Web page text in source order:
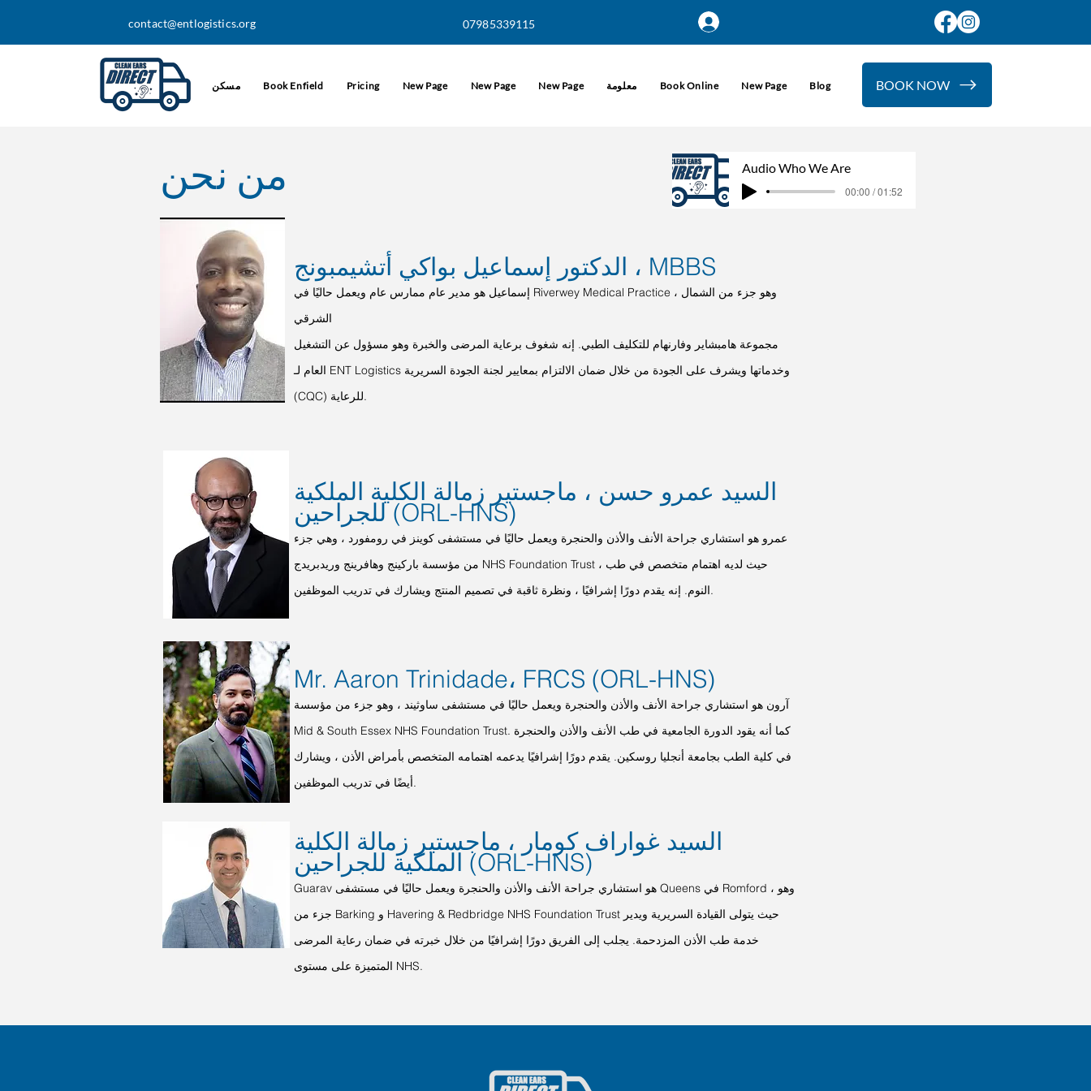
contact@entlogistics.org 07985339115
مسكن Book Enfield Pricing New Page New Page New Page معلومة Book Online New Page Blog New Page عن اتصل بنا BOOK NOW
من نحن Audio Who We Are
00:00 / 01:52
الدكتور إسماعيل بواكي أتشيمبونج ، MBBS
إسماعيل هو مدير عام ممارس عام ويعمل حاليًا في Riverwey Medical Practice ، وهو جزء من الشمال
الشرقي
مجموعة هامبشاير وفارنهام للتكليف الطبي. إنه شغوف برعاية المرضى والخبرة وهو مسؤول عن التشغيل
العام لـ ENT Logistics وخدماتها ويشرف على الجودة من خلال ضمان الالتزام بمعايير لجنة الجودة السريرية
(CQC) للرعاية.
السيد عمرو حسن ، ماجستير زمالة الكلية الملكية
للجراحين (ORL-HNS)
عمرو هو استشاري جراحة الأنف والأذن والحنجرة ويعمل حاليًا في مستشفى كوينز في رومفورد ، وهي جزء
من مؤسسة باركينج وهافرينج وريدبريدج NHS Foundation Trust ، حيث لديه اهتمام متخصص في طب
النوم. إنه يقدم دورًا إشرافيًا ، ونظرة ثاقبة في تصميم المنتج ويشارك في تدريب الموظفين.
Mr. Aaron Trinidade، FRCS (ORL-HNS)
آرون هو استشاري جراحة الأنف والأذن والحنجرة ويعمل حاليًا في مستشفى ساوثيند ، وهو جزء من مؤسسة
Mid & South Essex NHS Foundation Trust. كما أنه يقود الدورة الجامعية في طب الأنف والأذن والحنجرة
في كلية الطب بجامعة أنجليا روسكين. يقدم دورًا إشرافيًا يدعمه اهتمامه المتخصص بأمراض الأذن ، ويشارك
أيضًا في تدريب الموظفين.
السيد غواراف كومار ، ماجستير زمالة الكلية
الملكية للجراحين (ORL-HNS)
Guarav هو استشاري جراحة الأنف والأذن والحنجرة ويعمل حاليًا في مستشفى Queens في Romford ، وهو
جزء من Barking و Havering & Redbridge NHS Foundation Trust حيث يتولى القيادة السريرية ويدير
خدمة طب الأذن المزدحمة. يجلب إلى الفريق دورًا إشرافيًا من خلال خبرته في ضمان رعاية المرضى
المتميزة على مستوى NHS.